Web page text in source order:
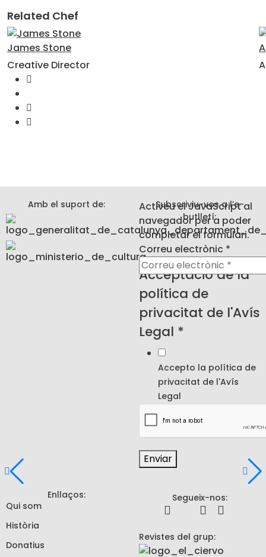
Related Chef
James Stone
Creative Director
Amb el suport de:
Subscriviu-vos a l’e-
butlletí:
Activeu el JavaScript al
navegador per a poder
completar el formulari.
Correu electrònic *
Acceptació
de Correu
Acceptació de la
política de
privacitat de l'Avís
Legal *
Accepto la política de
privacitat de l'Avís
Legal
Enviar
Enllaços:
Qui som
Història
Donatius
Segueix-nos:
Revistes del grup: